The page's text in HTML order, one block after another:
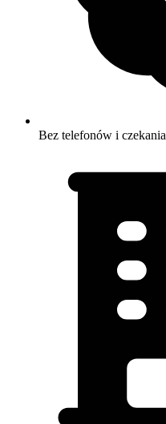
Bez telefonów i czekania